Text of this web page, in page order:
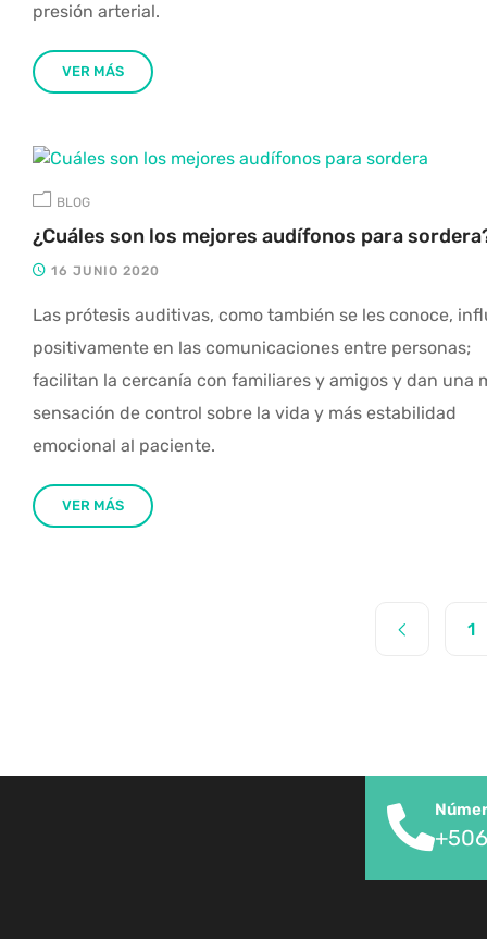
presión arterial.
VER MÁS
BLOG
¿Cuáles son los mejores audífonos para
16 JUNIO 2020
Las prótesis auditivas, como también se les conoce,
positivamente en las comunicaciones entre personas;
facilitan la cercanía con familiares y amigos y dan una
sensación de control sobre la vida y más estabilidad
emocional al paciente.
VER MÁS
1